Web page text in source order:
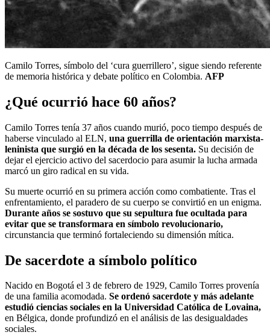
Camilo Torres, símbolo del ‘cura guerrillero’, sigue siendo referente
de memoria histórica y debate político en Colombia. AFP
¿Qué ocurrió hace 60 años?
Camilo Torres tenía 37 años cuando murió, poco tiempo después de
haberse vinculado al ELN, una guerrilla de orientación marxista-
leninista que surgió en la década de los sesenta. Su decisión de
dejar el ejercicio activo del sacerdocio para asumir la lucha armada
marcó un giro radical en su vida.
Su muerte ocurrió en su primera acción como combatiente. Tras el
enfrentamiento, el paradero de su cuerpo se convirtió en un enigma.
Durante años se sostuvo que su sepultura fue ocultada para
evitar que se transformara en símbolo revolucionario,
circunstancia que terminó fortaleciendo su dimensión mítica.
De sacerdote a símbolo político
Nacido en Bogotá el 3 de febrero de 1929, Camilo Torres provenía
de una familia acomodada. Se ordenó sacerdote y más adelante
estudió ciencias sociales en la Universidad Católica de Lovaina,
en Bélgica, donde profundizó en el análisis de las desigualdades
sociales.